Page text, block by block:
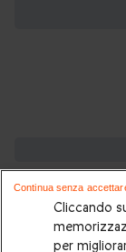
Soggiorni insoliti
in Toscana|
Cliccando
per
Continua senza